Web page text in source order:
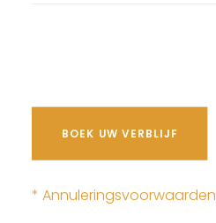
BOEK UW VERBLIJF
* Annuleringsvoorwaarden